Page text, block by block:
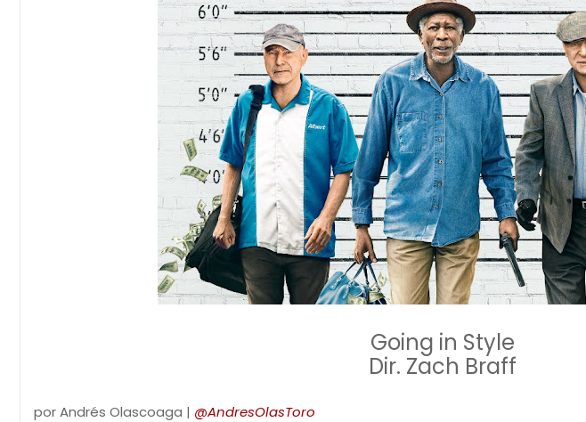
Going in Style
Dir. Zach Braff
por Andrés Olascoaga | @AndresOlasToro